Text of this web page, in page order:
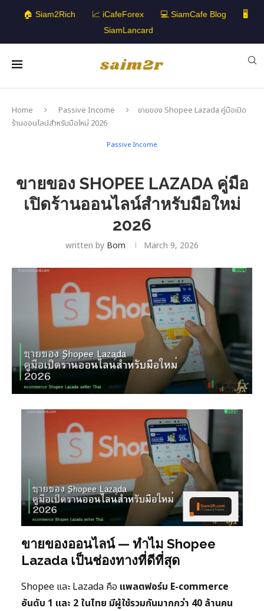
🏠 Siam2Rich 📈 iCafeForex 💻 SiamCafe Blog
🖥️
SiamLancard
Home Passive Income
ขายของ Shopee Lazada คู่มือเปิด
ร้านออนไลน์สำหรับมือใหม่ 2026
Passive Income
ขายของ SHOPEE LAZADA คู่มือ
เปิดร้านออนไลน์สำหรับมือใหม่
2026
written by Bom March 9, 2026
ขายของออนไลน์ — ทำไม Shopee
Lazada เป็นช่องทางที่ดีที่สุด
Shopee และ Lazada คือ แพลตฟอร์ม E-commerce
อันดับ 1 และ 2 ในไทย มีผู้ใช้รวมกันมากกว่า 40 ล้านคน